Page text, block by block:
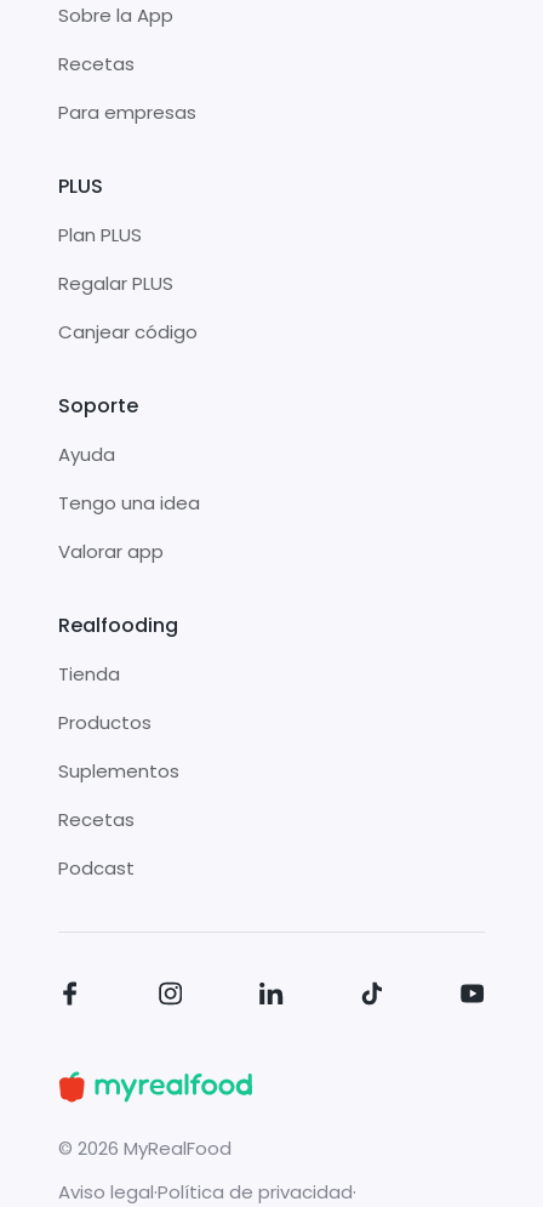
Sobre la App
Recetas
Para empresas
PLUS
Plan PLUS
Regalar PLUS
Canjear código
Soporte
Ayuda
Tengo una idea
Valorar app
Realfooding
Tienda
Productos
Suplementos
Recetas
Podcast
© 2026 MyRealFood
Aviso legal·Política de privacidad·